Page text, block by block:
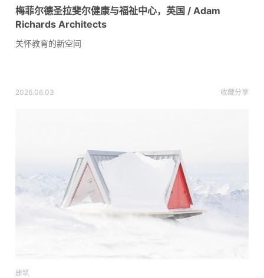
梅菲尔德圣拉斐尔健康与福祉中心，英国 / Adam
Richards Architects
关怀教育的新空间
2026.06.03 收藏分享
建筑